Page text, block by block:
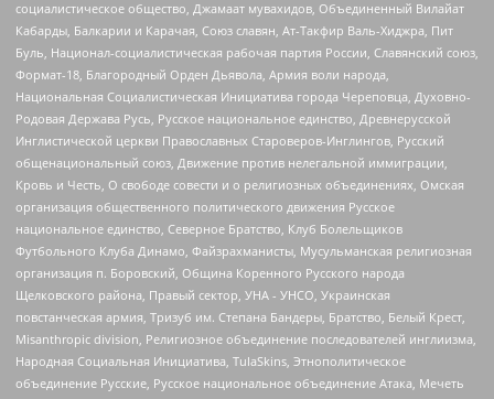
социалистическое общество, Джамаат мувахидов, Объединенный Вилайат
Кабарды, Балкарии и Карачая, Союз славян, Ат-Такфир Валь-Хиджра, Пит
Буль, Национал-социалистическая рабочая партия России, Славянский союз,
Формат-18, Благородный Орден Дьявола, Армия воли народа,
Национальная Социалистическая Инициатива города Череповца, Духовно-
Родовая Держава Русь, Русское национальное единство, Древнерусской
Инглистической церкви Православных Староверов-Инглингов, Русский
общенациональный союз, Движение против нелегальной иммиграции,
Кровь и Честь, О свободе совести и о религиозных объединениях, Омская
организация общественного политического движения Русское
национальное единство, Северное Братство, Клуб Болельщиков
Футбольного Клуба Динамо, Файзрахманисты, Мусульманская религиозная
организация п. Боровский, Община Коренного Русского народа
Щелковского района, Правый сектор, УНА - УНСО, Украинская
повстанческая армия, Тризуб им. Степана Бандеры, Братство, Белый Крест,
Misanthropic division, Религиозное объединение последователей инглиизма,
Народная Социальная Инициатива, TulaSkins, Этнополитическое
объединение Русские, Русское национальное объединение Атака, Мечеть